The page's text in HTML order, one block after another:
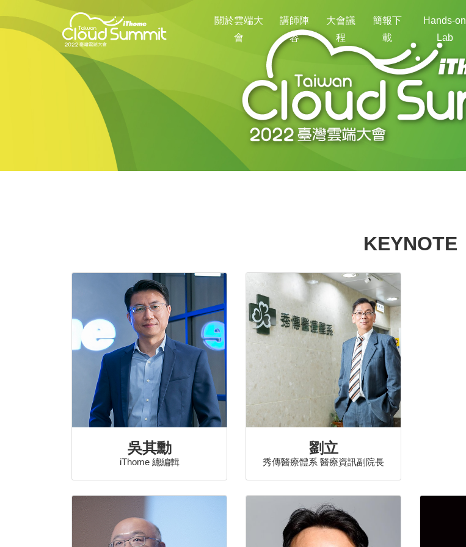
關於雲端大
會
講師陣
容
大會議
程
簡報下
載
Hands-on
Lab
KEYNOTE
吳其勳
iThome 總編輯
劉立
秀傳醫療體系 醫療資訊副院長